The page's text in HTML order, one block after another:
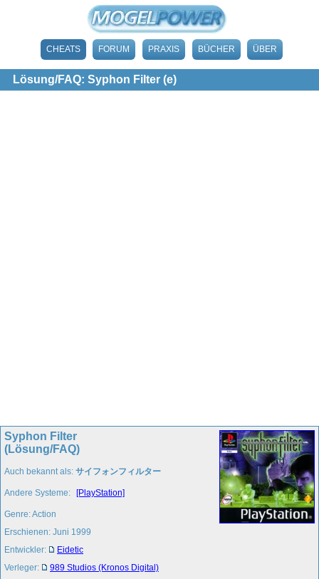
CHEATS FORUM PRAXIS BÜCHER ÜBER
Lösung/FAQ: Syphon Filter (e)
Syphon Filter
(Lösung/FAQ)
Auch bekannt als: サイフォンフィルター
Andere Systeme: [PlayStation]
Genre: Action
Erschienen: Juni 1999
Entwickler:
Eidetic
Verleger:
989 Studios (Kronos Digital)